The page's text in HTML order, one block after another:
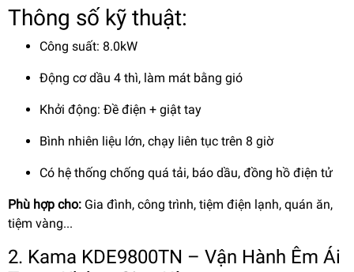
Thông số kỹ thuật:
Công suất: 8.0kW
Động cơ dầu 4 thì, làm mát bằng gió
Khởi động: Đề điện + giật tay
Bình nhiên liệu lớn, chạy liên tục trên 8 giờ
Có hệ thống chống quá tải, báo dầu, đồng hồ điện tử
Phù hợp cho: Gia đình, công trình, tiệm điện lạnh, quán ăn,
tiệm vàng...
2. Kama KDE9800TN – Vận Hành Êm Ái